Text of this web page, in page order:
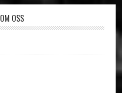
OM OSS